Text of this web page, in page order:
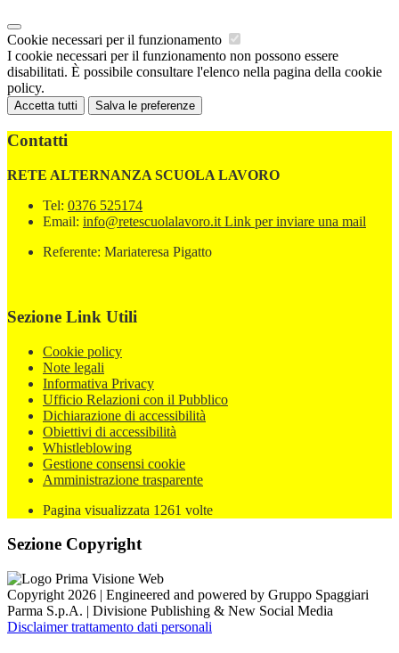
Cookie necessari per il funzionamento
I cookie necessari per il funzionamento non possono essere
disabilitati. È possibile consultare l'elenco nella pagina della cookie
policy.
Accetta tutti Salva le preferenze
Contatti
RETE ALTERNANZA SCUOLA LAVORO
Tel: 0376 525174
Email: info@retescuolalavoro.it Link per inviare una mail
Referente: Mariateresa Pigatto
Sezione Link Utili
Cookie policy
Note legali
Informativa Privacy
Ufficio Relazioni con il Pubblico
Dichiarazione di accessibilità
Obiettivi di accessibilità
Whistleblowing
Gestione consensi cookie
Amministrazione trasparente
Pagina visualizzata 1261 volte
Sezione Copyright
Copyright 2026 | Engineered and powered by Gruppo Spaggiari
Parma S.p.A. | Divisione Publishing & New Social Media
Disclaimer trattamento dati personali